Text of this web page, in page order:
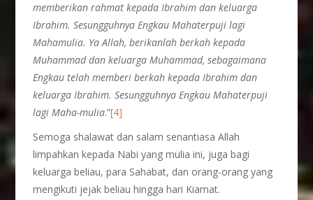
memberikan rahmat kepada Ibrahim dan keluarga
Ibrahim. Sesungguhnya Engkau Mahaterpuji lagi
Mahamulia. Ya Allah, berikanlah berkah kepada
Muhammad dan keluarga Muhammad, sebagaimana
Engkau telah memberi berkah kepada Ibrahim dan
keluarga Ibrahim. Sesungguhnya Engkau Mahaterpuji
lagi Maha-mulia.”[4]
Semoga shalawat dan salam senantiasa Allah
limpahkan kepada Nabi yang mulia ini, juga bagi
keluarga beliau, para Sahabat, dan orang-orang yang
mengikuti jejak beliau hingga hari Kiamat.